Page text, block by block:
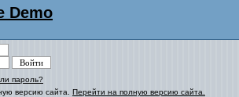
Demo
пароль?
версию сайта. Перейти на полную версию сайта.